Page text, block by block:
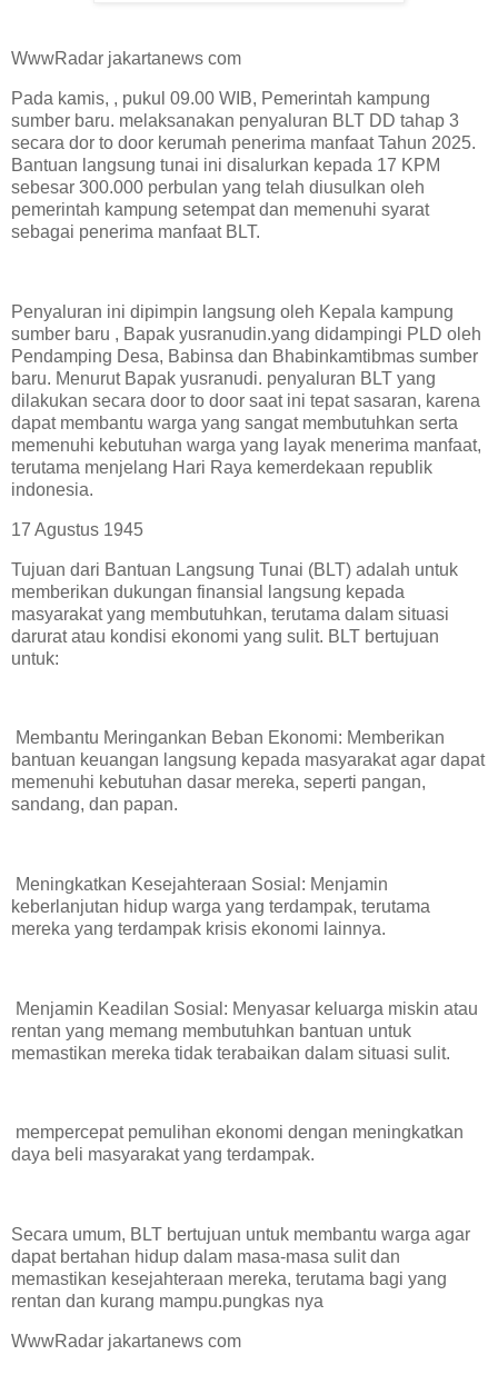
WwwRadar jakartanews com
Pada kamis, , pukul 09.00 WIB, Pemerintah kampung
sumber baru. melaksanakan penyaluran BLT DD tahap 3
secara dor to door kerumah penerima manfaat Tahun 2025.
Bantuan langsung tunai ini disalurkan kepada 17 KPM
sebesar 300.000 perbulan yang telah diusulkan oleh
pemerintah kampung setempat dan memenuhi syarat
sebagai penerima manfaat BLT.
Penyaluran ini dipimpin langsung oleh Kepala kampung
sumber baru , Bapak yusranudin.yang didampingi PLD oleh
Pendamping Desa, Babinsa dan Bhabinkamtibmas sumber
baru. Menurut Bapak yusranudi. penyaluran BLT yang
dilakukan secara door to door saat ini tepat sasaran, karena
dapat membantu warga yang sangat membutuhkan serta
memenuhi kebutuhan warga yang layak menerima manfaat,
terutama menjelang Hari Raya kemerdekaan republik
indonesia.
17 Agustus 1945
Tujuan dari Bantuan Langsung Tunai (BLT) adalah untuk
memberikan dukungan finansial langsung kepada
masyarakat yang membutuhkan, terutama dalam situasi
darurat atau kondisi ekonomi yang sulit. BLT bertujuan
untuk:
Membantu Meringankan Beban Ekonomi: Memberikan
bantuan keuangan langsung kepada masyarakat agar dapat
memenuhi kebutuhan dasar mereka, seperti pangan,
sandang, dan papan.
Meningkatkan Kesejahteraan Sosial: Menjamin
keberlanjutan hidup warga yang terdampak, terutama
mereka yang terdampak krisis ekonomi lainnya.
Menjamin Keadilan Sosial: Menyasar keluarga miskin atau
rentan yang memang membutuhkan bantuan untuk
memastikan mereka tidak terabaikan dalam situasi sulit.
mempercepat pemulihan ekonomi dengan meningkatkan
daya beli masyarakat yang terdampak.
Secara umum, BLT bertujuan untuk membantu warga agar
dapat bertahan hidup dalam masa-masa sulit dan
memastikan kesejahteraan mereka, terutama bagi yang
rentan dan kurang mampu.pungkas nya
WwwRadar jakartanews com